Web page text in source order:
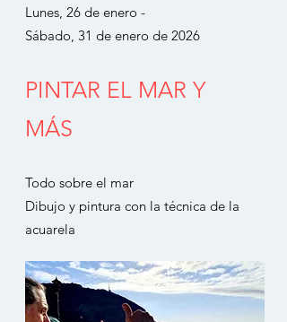
Lunes, 26 de enero -
Sábado, 31 de enero de 2026
PINTAR EL MAR Y
MÁS
Todo sobre el mar
Dibujo y pintura con la técnica de la
acuarela